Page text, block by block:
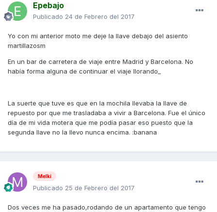
Epebajo
Publicado 24 de Febrero del 2017
Yo con mi anterior moto me deje la llave debajo del asiento
martillazosm
En un bar de carretera de viaje entre Madrid y Barcelona. No
había forma alguna de continuar el viaje llorando_
La suerte que tuve es que en la mochila llevaba la llave de
repuesto por que me trasladaba a vivir a Barcelona. Fue el único
día de mi vida motera que me podía pasar eso puesto que la
segunda llave no la llevo nunca encima. :banana
Melki
Publicado 25 de Febrero del 2017
Dos veces me ha pasado,rodando de un apartamento que tengo